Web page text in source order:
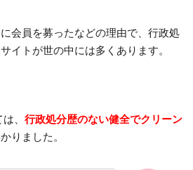
会員を募ったなどの理由で、行政処
イトが世の中には多くあります。
、 行政処分歴のない健全でクリーン
りました。